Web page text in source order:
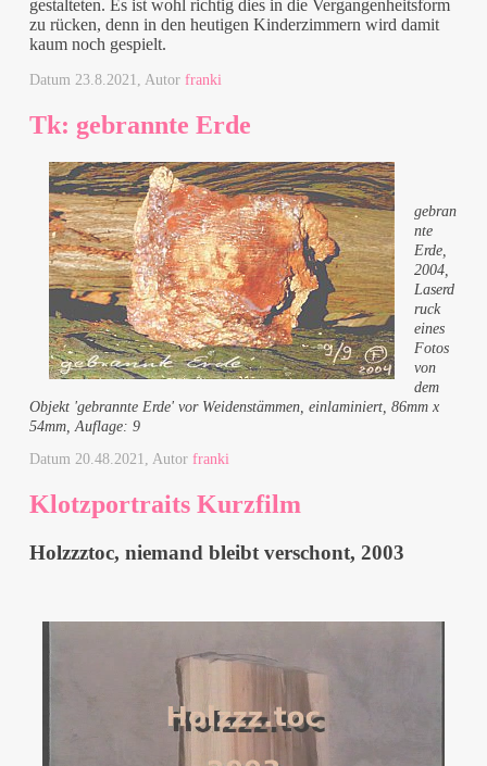
gestalteten. Es ist wohl richtig dies in die Vergangenheitsform
zu rücken, denn in den heutigen Kinderzimmern wird damit
kaum noch gespielt.
Datum23.8.2021, Autorfranki
Tk: gebrannte Erde
gebran
nte
Erde,
2004,
Laserd
ruck
eines
Fotos
von
dem
Objekt 'gebrannte Erde' vor Weidenstämmen, einlaminiert, 86mm x
54mm, Auflage: 9
Datum 20.48.2021 , Autorfranki
Klotzportraits Kurzfilm
Holzzztoc, niemand bleibt verschont, 2003